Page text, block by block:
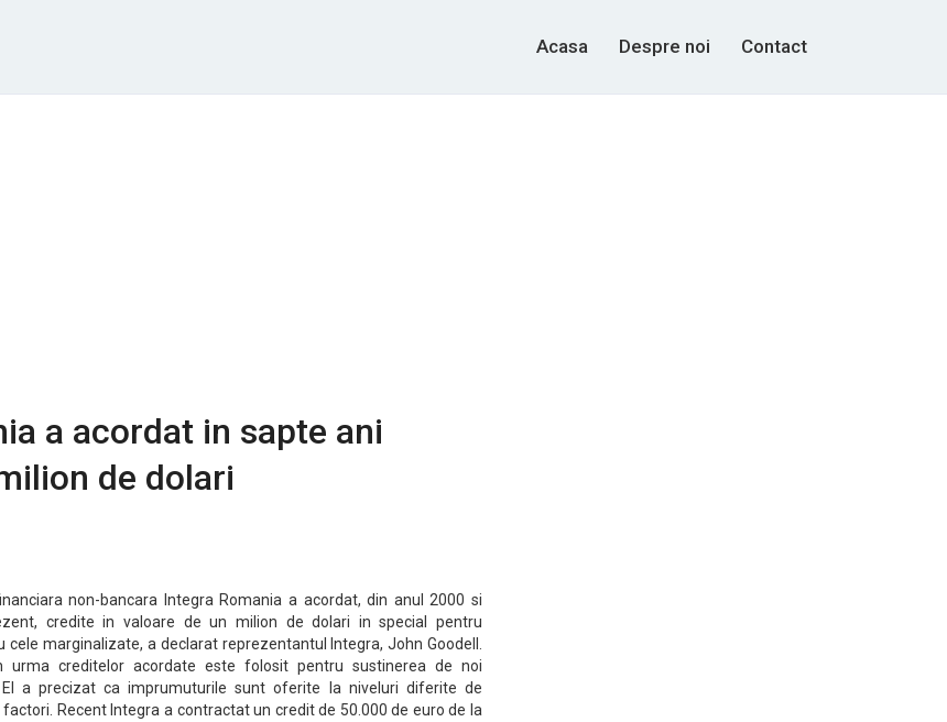
Acasa Despre noi Contact
a acordat in sapte ani
de dolari
non-bancara Integra Romania a acordat, din anul 2000 si
credite in valoare de un milion de dolari in special pentru
marginalizate, a declarat reprezentantul Integra, John Goodell.
creditelor acordate este folosit pentru sustinerea de noi
a precizat ca imprumuturile sunt oferite la niveluri diferite de
Recent Integra a contractat un credit de 50.000 de euro de la